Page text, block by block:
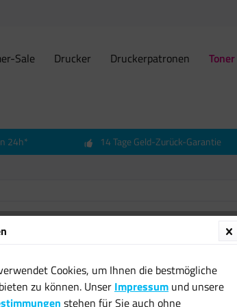
Sale Drucker Druckerpatronen Toner
24h* 14 Tage Geld-Zurück-Garantie
für
inkl. MwSt.
Cookies, um Ihnen die bestmögliche
zu können. Unser Impressum und unsere
stehen für Sie auch ohne